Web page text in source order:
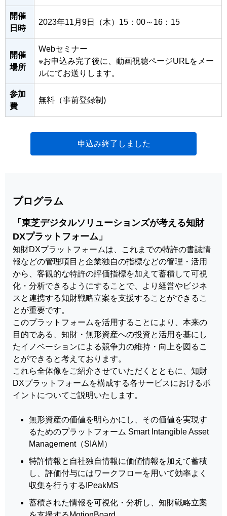
開催
日時
2023年11月9日（木）15：00～16：15
開催
場所
Webセミナー
※お申込み完了後に、動画視聴ページURLをメー
ルにてお送りします。
参加
費
無料（事前登録制)
申込み終了しました
プログラム
「東芝デジタルソリューションズが考える知財
DXプラットフォーム」
知財DXプラットフォームは、これまでの特許の書誌情
報などの管理項目と企業独自の指標などの管理・活用
から、客観的な特許の評価指標を加えて蓄積して可視
化・分析できるようにすることで、より経営やビジネ
スと連携する知財戦略立案を支援することができるこ
とが重要です。
このプラットフォームを活用することにより、本来の
目的である、知財・無形資産への投資と活用を基にし
たイノベーションによる競争力の維持・向上を図るこ
とができると考えております。
これら全体像をご紹介させていただくとともに、知財
DXプラットフォームを構成する各サービスにおけるポ
イントについてご説明いたします。
無形資産の価値を明らかにし、その価値を実現す
るためのプラットフォーム Smart Intangible Asset
Management（SIAM）
特許情報と自社独自情報に価値情報を加えて蓄積
し、評価付与にはワークフローを用いて効率よく
収集を行うするIPeakMS
蓄積された情報を可視化・分析し、知財戦略立案